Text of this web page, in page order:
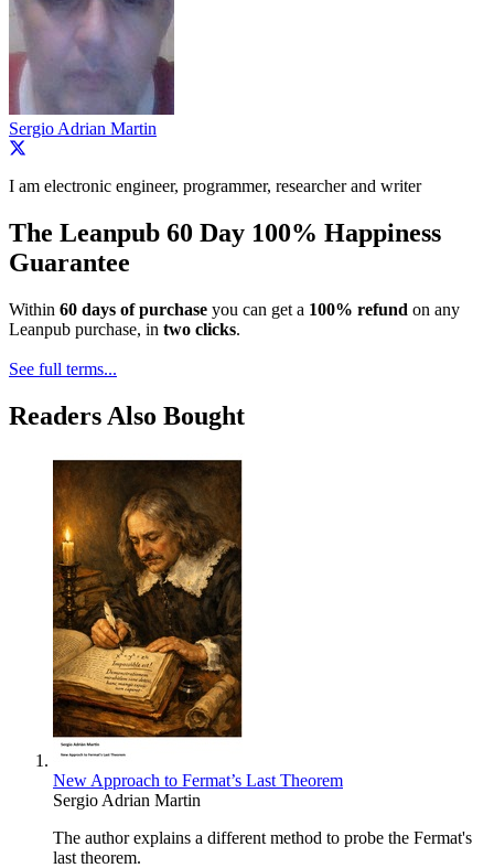
Sergio Adrian Martin
I am electronic engineer, programmer, researcher and writer
The Leanpub 60 Day 100% Happiness
Guarantee
Within 60 days of purchase you can get a 100% refund on any
Leanpub purchase, in two clicks.
See full terms...
Readers Also Bought
New Approach to Fermat’s Last Theorem
Sergio Adrian Martin
The author explains a different method to probe the Fermat's
last theorem.